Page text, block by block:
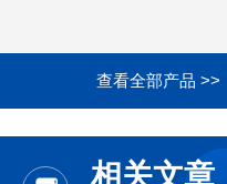
查看全部产品 >>
相关文章